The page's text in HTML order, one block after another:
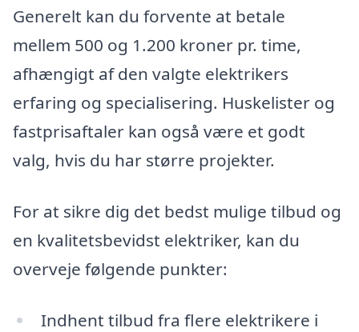
Generelt kan du forvente at betale
mellem 500 og 1.200 kroner pr. time,
afhængigt af den valgte elektrikers
erfaring og specialisering. Huskelister og
fastprisaftaler kan også være et godt
valg, hvis du har større projekter.
For at sikre dig det bedst mulige tilbud og
en kvalitetsbevidst elektriker, kan du
overveje følgende punkter:
Indhent tilbud fra flere elektrikere i